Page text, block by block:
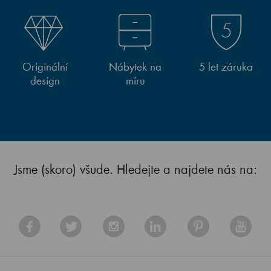
Originální
design
Nábytek na
míru
5 let záruka
Jsme (skoro) všude. Hledejte a najdete nás na: